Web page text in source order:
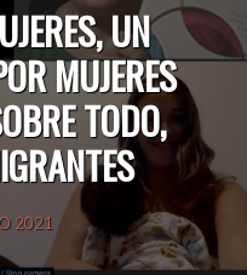
UN
MUJERES
TODO,
2021